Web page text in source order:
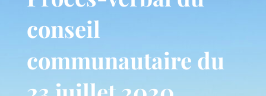
conseil
communautaire du